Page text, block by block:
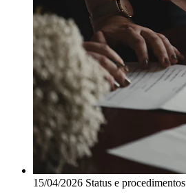
15/04/2026 Status e procedimentos